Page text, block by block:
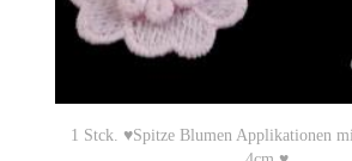
1 Stck. ♥Spitze Blumen Applikationen